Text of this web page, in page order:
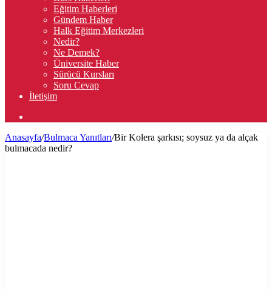
Eğitim Haberleri
Gündem Haber
Halk Eğitim Merkezleri
Nedir?
Ne Demek?
Üniversite Haber
Sürücü Kursları
Soru Cevap
İletişim
...
Anasayfa/Bulmaca Yanıtları/Bir Kolera şarkısı; soysuz ya da alçak
bulmacada nedir?